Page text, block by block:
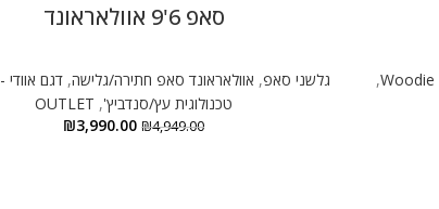
,
סאפ 6'9 אוולאראונד
גלשני סאפ, אוולאראונד סאפ חתירה/גלישה, דגם אוודי - Woodie
טכנולוגית עץ/סנדביץ',
OUTLET
₪4,949.00
₪3,990.00